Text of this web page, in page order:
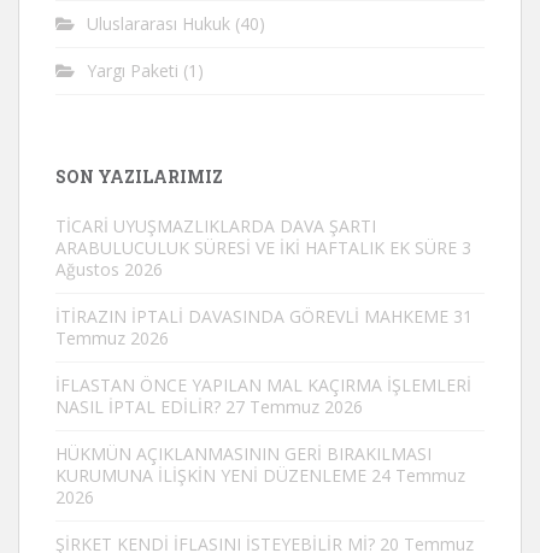
Uluslararası Hukuk (40)
Yargı Paketi (1)
SON YAZILARIMIZ
TİCARİ UYUŞMAZLIKLARDA DAVA ŞARTI
ARABULUCULUK SÜRESİ VE İKİ HAFTALIK EK SÜRE 3
Ağustos 2026
İTİRAZIN İPTALİ DAVASINDA GÖREVLİ MAHKEME 31
Temmuz 2026
İFLASTAN ÖNCE YAPILAN MAL KAÇIRMA İŞLEMLERİ
NASIL İPTAL EDİLİR? 27 Temmuz 2026
HÜKMÜN AÇIKLANMASININ GERİ BIRAKILMASI
KURUMUNA İLİŞKİN YENİ DÜZENLEME 24 Temmuz
2026
ŞİRKET KENDİ İFLASINI İSTEYEBİLİR Mİ? 20 Temmuz